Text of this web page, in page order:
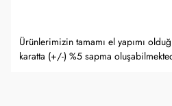
Ürünlerimizin tamamı el yapımı
karatta (+/-) %5 sapma